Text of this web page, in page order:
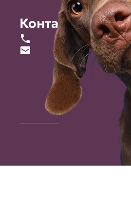
Контакты